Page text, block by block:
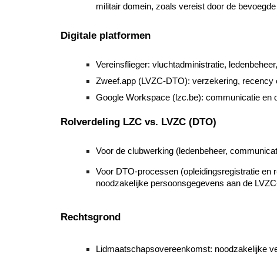
militair domein, zoals vereist door de
Digitale platformen
Vereinsflieger: vluchtadministratie,
Zweef.app (LVZC-DTO): verzekering, recency
Google Workspace (lzc.be): communicatie en
Rolverdeling LZC vs. LVZC (DTO)
Voor de clubwerking (ledenbeheer,
Voor DTO-processen (opleidingsregistratie
noodzakelijke persoonsgegevens aan de
Rechtsgrond
Lidmaatschapsovereenkomst: noodzakelijke